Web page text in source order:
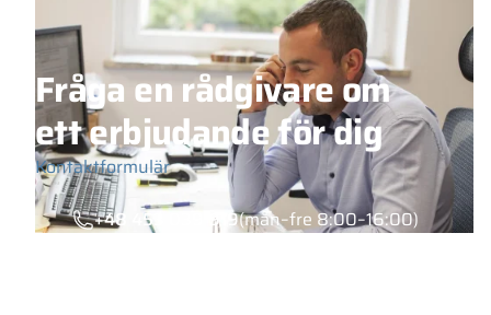
Fråga en rådgivare om
ett erbjudande för dig
Kontaktformulär
+48 453 039 919(mån–fre 8:00–16:00)